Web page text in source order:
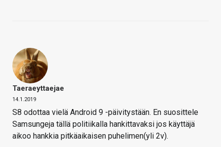
Taeraeyttaejae
14.1.2019
S8 odottaa vielä Android 9 -päivitystään. En suosittele
Samsungeja tällä politiikalla hankittavaksi jos käyttäjä
aikoo hankkia pitkäaikaisen puhelimen(yli 2v).